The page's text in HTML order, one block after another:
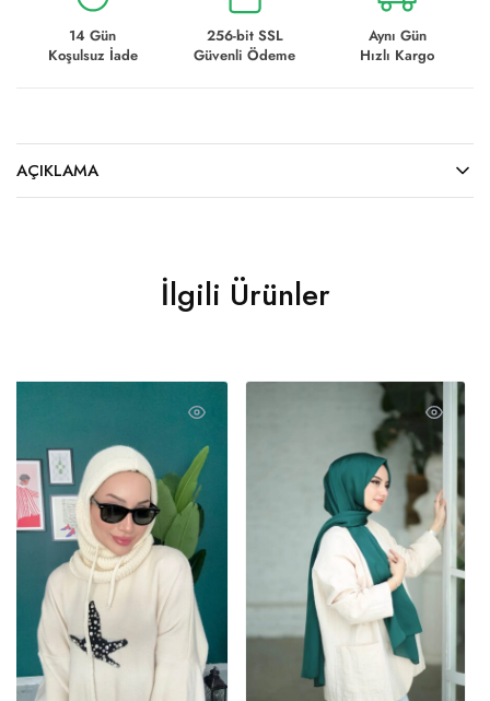
14 Gün
Koşulsuz İade
256-bit SSL
Güvenli Ödeme
Aynı Gün
Hızlı Kargo
AÇIKLAMA
İlgili Ürünler